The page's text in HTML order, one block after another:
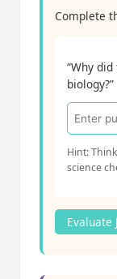
Complete
“Why
biology?”
Hint:
science
Evaluate